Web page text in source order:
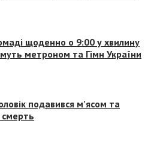
щоденно о 9:00 у хвилину
метроном та Гімн України
подавився м’ясом та
смерть